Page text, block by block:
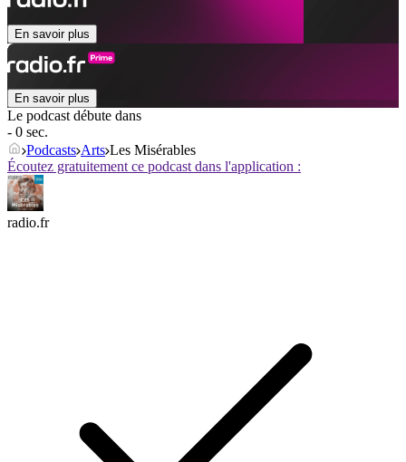
En savoir plus
En savoir plus
Le podcast débute dans
- 0 sec.
Podcasts Arts Les Misérables
Écoutez gratuitement ce podcast dans l'application :
radio.fr